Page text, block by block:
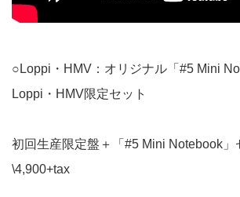
○Loppi・HMV：オリジナル「#5 Mini
Loppi・HMV限定セット
初回生産限定盤＋「#5 Mini Notebook
\4,900+tax